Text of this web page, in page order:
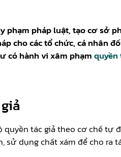
phạm pháp luật, tạo cơ sở
cho các tổ chức, cá nhân
có hành vi xâm phạmquyền
tác giả theo cơ chế
sử dụng chất xám để cho